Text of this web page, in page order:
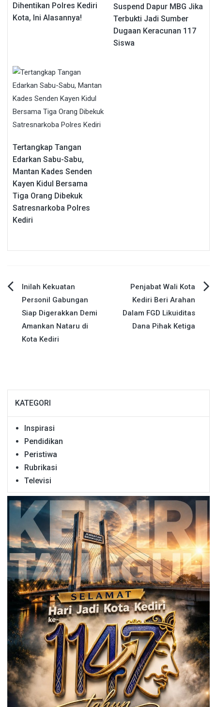
Dihentikan Polres Kediri
Kota, Ini Alasannya!
Suspend Dapur MBG Jika
Terbukti Jadi Sumber
Dugaan Keracunan 117
Siswa
Tertangkap Tangan
Edarkan Sabu-Sabu,
Mantan Kades Senden
Kayen Kidul Bersama
Tiga Orang Dibekuk
Satresnarkoba Polres
Kediri
Navigasi
pos
Inilah Kekuatan
Personil Gabungan
Siap Digerakkan Demi
Amankan Nataru di
Kota Kediri
Penjabat Wali Kota
Kediri Beri Arahan
Dalam FGD Likuiditas
Dana Pihak Ketiga
KATEGORI
Inspirasi
Pendidikan
Peristiwa
Rubrikasi
Televisi